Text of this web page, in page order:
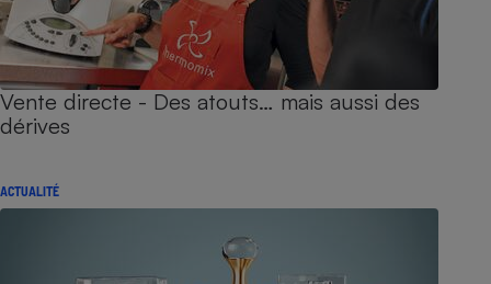
Vente directe - Des atouts… mais aussi des
dérives
ACTUALITÉ